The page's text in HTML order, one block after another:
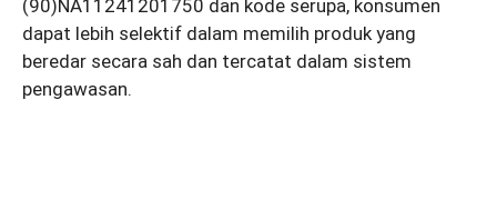
(90)NA11241201750 dan kode serupa, konsumen
dapat lebih selektif dalam memilih produk yang
beredar secara sah dan tercatat dalam sistem
pengawasan.